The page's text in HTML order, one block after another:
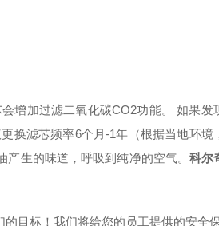
增加过滤二氧化碳CO2功能。 如果发
换滤芯频率6个月-1年（根据当地环境
产生的味道，呼吸到纯净的空气。科尔
目标！我们将给您的员工提供的安全保